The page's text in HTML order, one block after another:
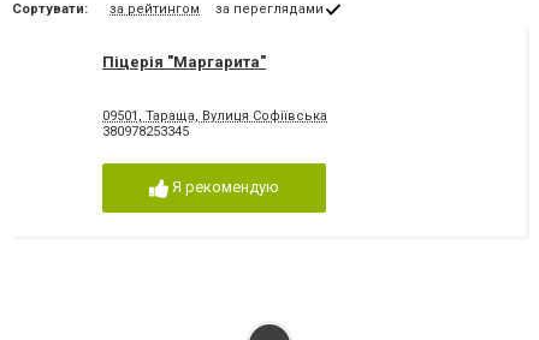
Сортувати: за рейтингом за переглядами
Піцерія "Маргарита"
09501, Тараща, Вулиця Софіївська
380978253345
Я рекомендую